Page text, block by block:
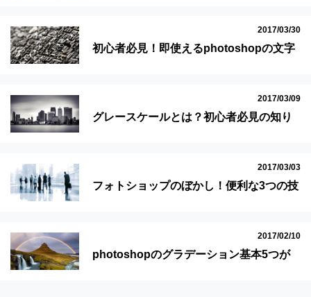
2017/03/30
初心者必見！即使えるphotoshopの文字
2017/03/09
グレースケールとは？初心者必見の知り
2017/03/03
フォトショップのぼかし！便利な3つの技
2017/02/10
photoshopのグラデーション基本5つが